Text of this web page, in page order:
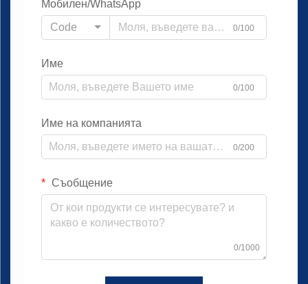
Мобилен/WhatsApp
Code
0/100
Име
0/100
Име на компанията
0/200
Съобщение
0/1000